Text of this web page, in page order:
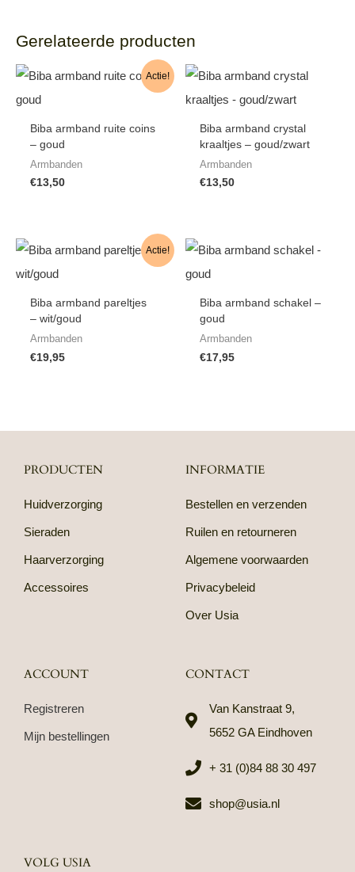
Gerelateerde producten
Actie!
Biba armband ruite coins
– goud
Armbanden
€13,50
Biba armband crystal
kraaltjes – goud/zwart
Armbanden
€13,50
Actie!
Biba armband pareltjes
– wit/goud
Armbanden
€19,95
Biba armband schakel –
goud
Armbanden
€17,95
PRODUCTEN
Huidverzorging
Sieraden
Haarverzorging
Accessoires
INFORMATIE
Bestellen en verzenden
Ruilen en retourneren
Algemene voorwaarden
Privacybeleid
Over Usia
ACCOUNT
Registreren
Mijn bestellingen
CONTACT
Van Kanstraat 9,
5652 GA Eindhoven
+ 31 (0)84 88 30 497
shop@usia.nl
VOLG USIA